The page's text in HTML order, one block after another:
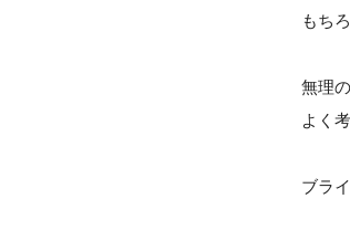
もち
無理
よく
ブラ